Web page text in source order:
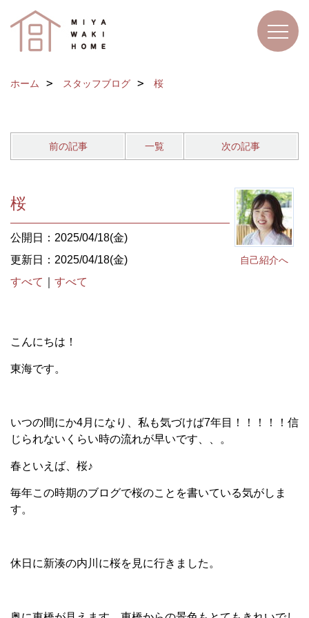
ホーム スタッフブログ 桜
前の記事 一覧 次の記事
自己紹介へ
桜
公開日：2025/04/18(金)
更新日：2025/04/18(金)
すべて
すべて
こんにちは！
東海です。
いつの間にか4月になり、私も気づけば7年目！！！！！信
じられないくらい時の流れが早いです、、。
春といえば、桜♪
毎年この時期のブログで桜のことを書いている気がしま
す。
休日に新湊の内川に桜を見に行きました。